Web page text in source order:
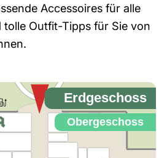
Accessoires für alle
tolle Outfit-Tipps für Sie von